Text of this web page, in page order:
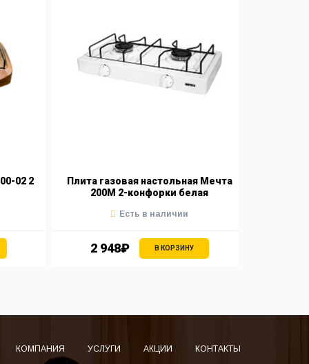
02 2
Плита газовая настольная Мечта
200М 2-конфорки белая
2 948₽ В КОРЗИНУ
Есть в наличии
КОМПАНИЯ УСЛУГИ АКЦИИ КОНТАКТЫ